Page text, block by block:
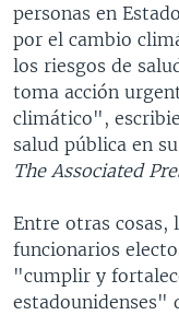
personas en
por el cambio
los riesgos de
toma acción
climático",
salud pública en
The Associated
Entre otras cosas,
funcionarios
"cumplir y
estadounidenses"